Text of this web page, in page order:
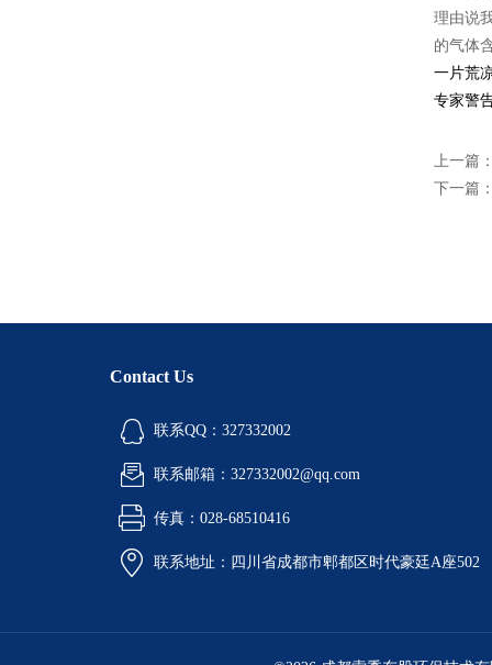
理由说
的气体
一片荒
专家警
上一篇
下一篇
Contact Us
联系QQ：327332002
联系邮箱：327332002@qq.com
传真：028-68510416
联系地址：四川省成都市郫都区时代豪廷A座502